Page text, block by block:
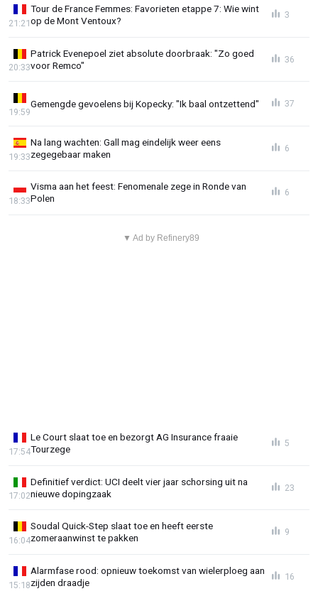
Tour de France Femmes: Favorieten etappe 7: Wie wint
op de Mont Ventoux?
21:21
3
Patrick Evenepoel ziet absolute doorbraak: "Zo goed
voor Remco"
20:33
36
Gemengde gevoelens bij Kopecky: "Ik baal ontzettend"
19:59
37
Na lang wachten: Gall mag eindelijk weer eens
zegegebaar maken
19:33
6
Visma aan het feest: Fenomenale zege in Ronde van
Polen
18:33
6
▼ Ad by Refinery89
Le Court slaat toe en bezorgt AG Insurance fraaie
Tourzege
17:54
5
Definitief verdict: UCI deelt vier jaar schorsing uit na
nieuwe dopingzaak
17:02
23
Soudal Quick-Step slaat toe en heeft eerste
zomeraanwinst te pakken
16:04
9
Alarmfase rood: opnieuw toekomst van wielerploeg aan
zijden draadje
15:18
16